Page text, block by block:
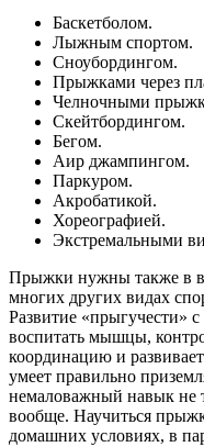
Баскетболом.
Лыжным спортом.
Сноубордингом.
Прыжками через
Челночными
Скейтбордингом.
Бегом.
Аир джампингом.
Паркуром.
Акробатикой.
Хореографией.
Экстремальными
Прыжки нужны также в
многих других видах
Развитие «прыгучести»
воспитать мышцы,
координацию и
умеет правильно
немаловажный навык не
вообще. Научиться
домашних условиях, в